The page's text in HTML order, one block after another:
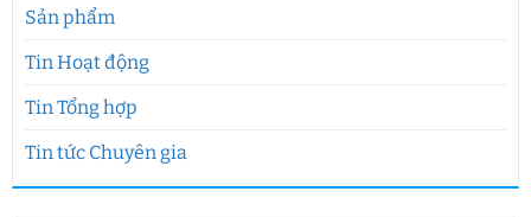
Sản phẩm
Tin Hoạt động
Tin Tổng hợp
Tin tức Chuyên gia